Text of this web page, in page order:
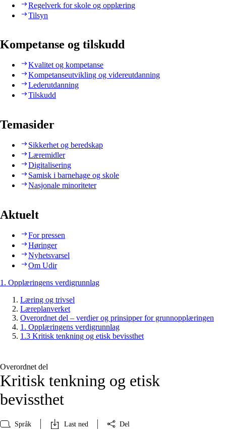
Regelverk for skole og opplæring
Tilsyn
Kompetanse og tilskudd
Kvalitet og kompetanse
Kompetanseutvikling og videreutdanning
Lederutdanning
Tilskudd
Temasider
Sikkerhet og beredskap
Læremidler
Digitalisering
Samisk i barnehage og skole
Nasjonale minoriteter
Aktuelt
For pressen
Høringer
Nyhetsvarsel
Om Udir
1. Opplæringens verdigrunnlag
Læring og trivsel
Læreplanverket
Overordnet del – verdier og prinsipper for grunnopplæringen
1. Opplæringens verdigrunnlag
1.3 Kritisk tenkning og etisk bevissthet
Overordnet del
Kritisk tenkning og etisk
bevissthet
Språk Last ned Del